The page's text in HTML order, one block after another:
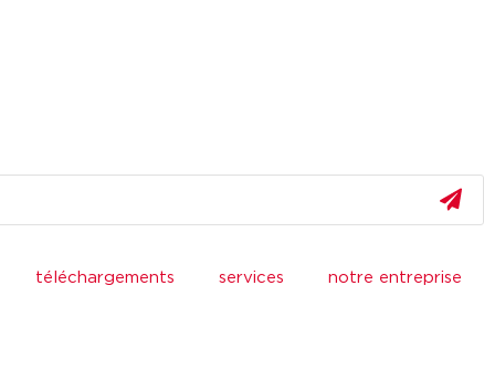
téléchargements services notre entreprise